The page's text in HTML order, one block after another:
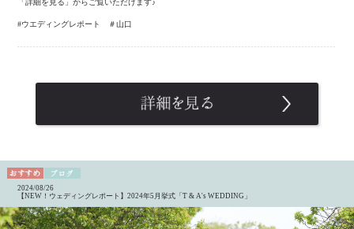
「詳細を見る」からご覧いただけます♪
#ウエディングレポート ＃山口
2024/08/26
【NEW！ウェディングレポート】2024年5月挙式「T & A's WEDDING」